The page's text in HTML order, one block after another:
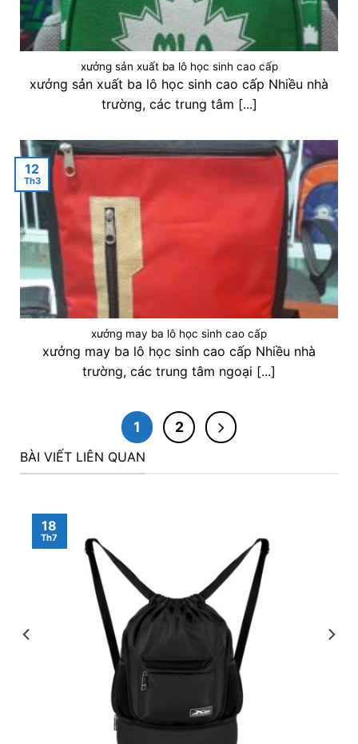
xưởng sản xuất ba lô học sinh cao cấp
xưởng sản xuất ba lô học sinh cao cấp Nhiều nhà
trường, các trung tâm [...]
xưởng may ba lô học sinh cao cấp
xưởng may ba lô học sinh cao cấp Nhiều nhà
trường, các trung tâm ngoại [...]
12
Th3
1 2
BÀI VIẾT LIÊN QUAN
18
Th7